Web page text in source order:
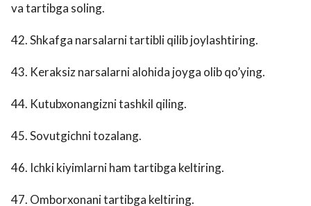
va tartibga soling.
42. Shkafga narsalarni tartibli qilib joylashtiring.
43. Keraksiz narsalarni alohida joyga olib qo’ying.
44. Kutubxonangizni tashkil qiling.
45. Sovutgichni tozalang.
46. Ichki kiyimlarni ham tartibga keltiring.
47. Omborxonani tartibga keltiring.